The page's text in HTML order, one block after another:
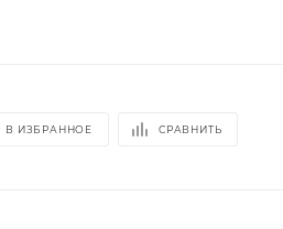
В ИЗБРАННОЕ СРАВНИТЬ